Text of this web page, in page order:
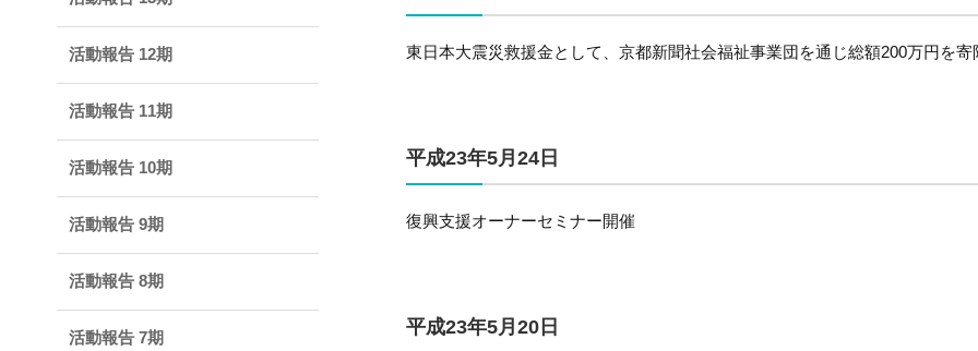
東日本大震災救援金として、京都新聞社会福祉事業団を通じ総額200万円を寄
平成23年5月24日
復興支援オーナーセミナー開催
平成23年5月20日
活動報告 12期
活動報告 11期
活動報告 10期
活動報告 9期
活動報告 8期
活動報告 7期